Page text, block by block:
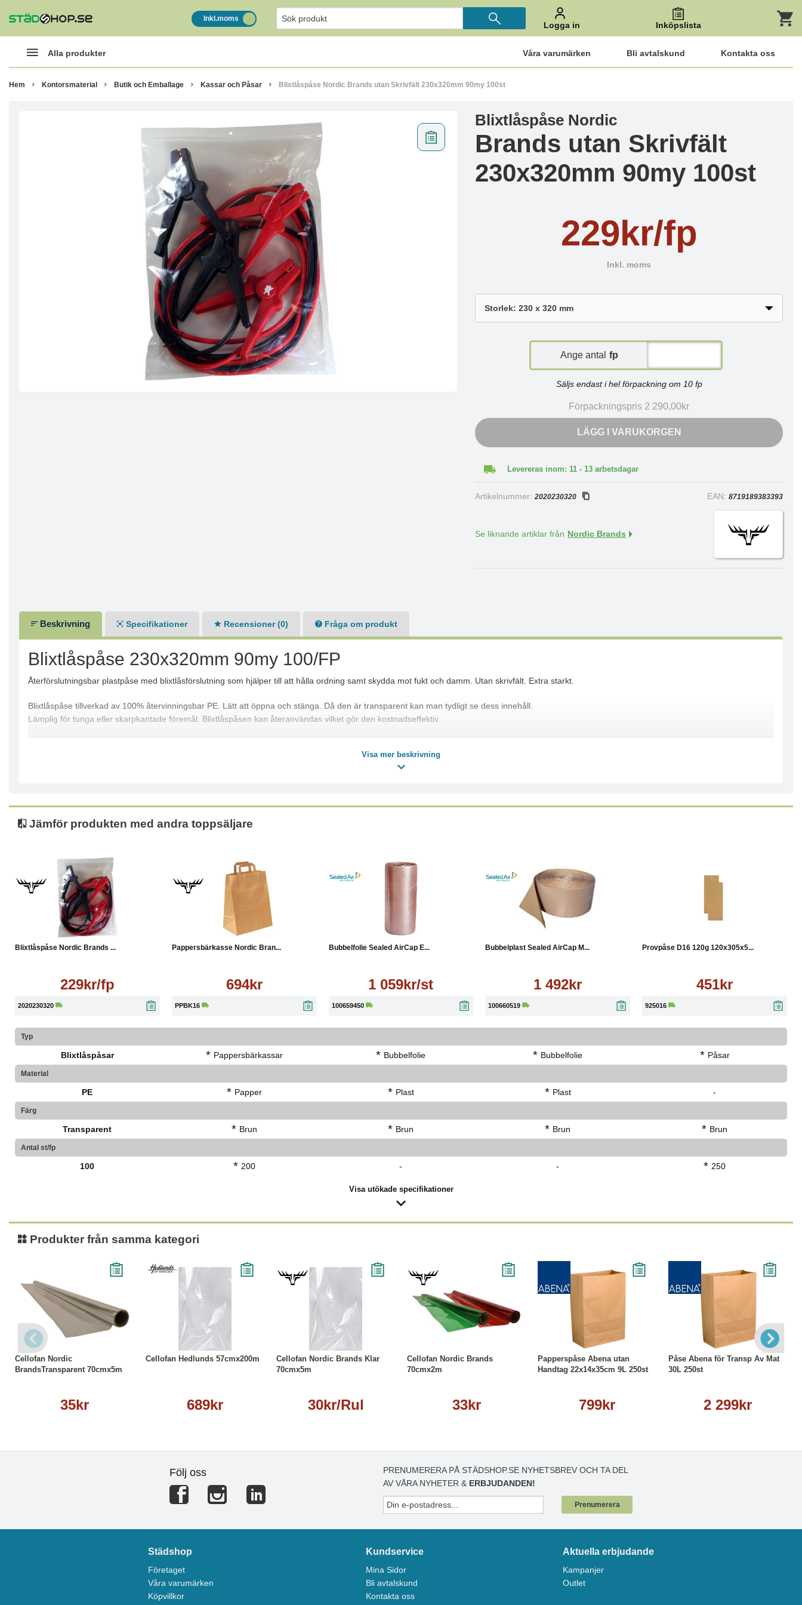
Inkl.moms
Logga in Inköpslista
Alla produkter Våra varumärken Bli avtalskund Kontakta oss
Hem Kontorsmaterial Butik och Emballage Kassar och Påsar Blixtlåspåse Nordic Brands utan Skrivfält 230x320mm 90my 100st
Blixtlåspåse Nordic
Brands utan Skrivfält
230x320mm 90my 100st
229kr/fp
Inkl. moms
Ange antal fp
Säljs endast i hel förpackning om 10 fp
Förpackningspris 2 290,00kr
LÄGG I VARUKORGEN
Levereras inom: 11 - 13 arbetsdagar
Artikelnummer:2020230320 EAN: 8719189383393
Se liknande artiklar från Nordic Brands
Beskrivning Specifikationer Recensioner (0) Fråga om produkt
Blixtlåspåse 230x320mm 90my 100/FP
Återförslutningsbar plastpåse med blixtlåsförslutning som hjälper till att hålla ordning samt skydda mot fukt och damm. Utan skrivfält. Extra starkt.
Blixtlåspåse tillverkad av 100% återvinningsbar PE. Lätt att öppna och stänga. Då den är transparent kan man tydligt se dess innehåll.
Lämplig för tunga eller skarpkantade föremål. Blixtlåspåsen kan återanvändas vilket gör den kostnadseffektiv.
Visa mer beskrivning
Jämför produkten med andra toppsäljare
Blixtlåspåse Nordic Brands ...
229kr/fp
2020230320
Läs mer
Pappersbärkasse Nordic Bran...
694kr
PPBK16
Läs mer
Bubbelfolie Sealed AirCap E...
1 059kr/st
100659450
Läs mer
Bubbelplast Sealed AirCap M...
1 492kr
100660519
Provpåse D16 120g 120x305x5...
451kr
925016
Typ
Blixtlåspåsar * Pappersbärkassar * Bubbelfolie * Bubbelfolie * Påsar
Material
PE * Papper * Plast * Plast -
Färg
Transparent * Brun * Brun * Brun * Brun
Antal st/fp
100 * 200 - - * 250
Visa utökade specifikationer
Produkter från samma kategori
Cellofan Nordic
BrandsTransparent 70cmx5m
35kr
Köp Läs mer
Cellofan Hedlunds 57cmx200m
689kr
Köp
Cellofan Nordic Brands Klar
70cmx5m
30kr/Rul
Läs mer
Cellofan Nordic Brands
70cmx2m
33kr
Läs mer
Papperspåse Abena utan
Handtag 22x14x35cm 9L 250st
799kr
Köp Läs mer
Påse Abena för Transp Av Mat
30L 250st
2 299kr
Köp Läs mer
Följ oss
PRENUMERERA PÅ STÄDSHOP.SE NYHETSBREV OCH TA DEL
AV VÅRA NYHETER & ERBJUDANDEN!
Prenumerera
Städshop
Företaget
Våra varumärken
Köpvillkor
Kundservice
Mina Sidor
Bli avtalskund
Kontakta oss
Aktuella erbjudande
Kampanjer
Outlet